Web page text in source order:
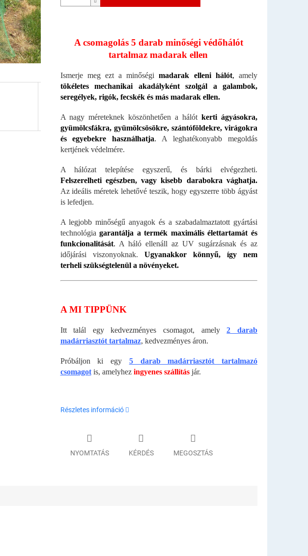
A csomagolás 5 darab minőségi védőhálót
tartalmaz madarak ellen
Ismerje meg ezt a minőségimadarak elleni hálót, amely
tökéletes mechanikai akadályként szolgál a galambok,
seregélyek, rigók, fecskék és más madarak ellen.
A nagy méreteknek köszönhetően a hálótkerti ágyásokra,
gyümölcsfákra, gyümölcsösökre, szántóföldekre, virágokra
és egyebekre használhatja. A leghatékonyabb megoldás
kertjének védelmére.
A hálózat telepítése egyszerű, és bárki elvégezheti.
Felszerelheti egészben, vagy kisebb darabokra vághatja.
Az ideális méretek lehetővé teszik, hogy egyszerre több ágyást
is lefedjen.
A legjobb minőségű anyagok és a szabadalmaztatott gyártási
technológiagarantálja a termék maximális élettartamát és
funkcionalitását. A háló ellenáll az UV sugárzásnak és az
időjárási viszonyoknak. Ugyanakkor könnyű, így nem
terheli szükségtelenül a növényeket.
A MI TIPPÜNK
Itt talál egy kedvezményes csomagot, amely2 darab
madárriasztót tartalmaz, kedvezményes áron.
Próbáljon ki egy 5 darab madárriasztót tartalmazó
csomagotis, amelyhez ingyenes szállításjár.
Részletes információ
NYOMTATÁS KÉRDÉS MEGOSZTÁS